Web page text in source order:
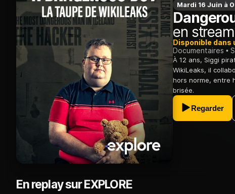
Mardi 16 Juin à
en
Disponible dans
Documentaires
À 12 ans, Siggi
WikiLeaks, il
hors norme, entre
brisée.
Regarder
En replay sur EXPLORE